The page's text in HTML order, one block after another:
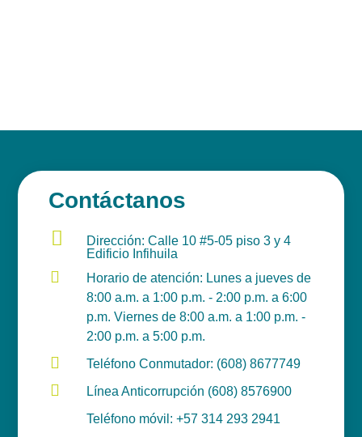
Contáctanos

Dirección: Calle 10 #5-05 piso 3 y 4
Edificio Infihuila

Horario de atención: Lunes a jueves de
8:00 a.m. a 1:00 p.m. - 2:00 p.m. a 6:00
p.m. Viernes de 8:00 a.m. a 1:00 p.m. -
2:00 p.m. a 5:00 p.m.
 Teléfono Conmutador: (608) 8677749
 Línea Anticorrupción (608) 8576900
Teléfono móvil: +57 314 293 2941